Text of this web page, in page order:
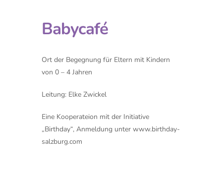
Babycafé
Ort der Begegnung für Eltern mit Kindern
von 0 – 4 Jahren
Leitung: Elke Zwickel
Eine Kooperateion mit der Initiative
„Birthday“, Anmeldung unter www.birthday-
salzburg.com